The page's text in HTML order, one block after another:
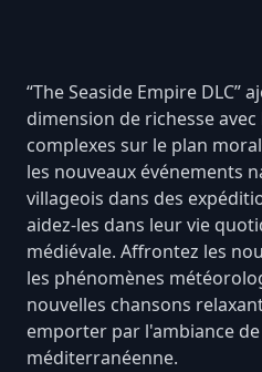
“The Seaside Empire DLC”
dimension de richesse
complexes sur le plan
les nouveaux événements
villageois dans des
aidez-les dans leur vie
médiévale. Affrontez les
les phénomènes
nouvelles chansons
emporter par l'ambiance
méditerranéenne.